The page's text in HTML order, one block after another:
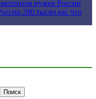
нужен России
280 тысяч км: что